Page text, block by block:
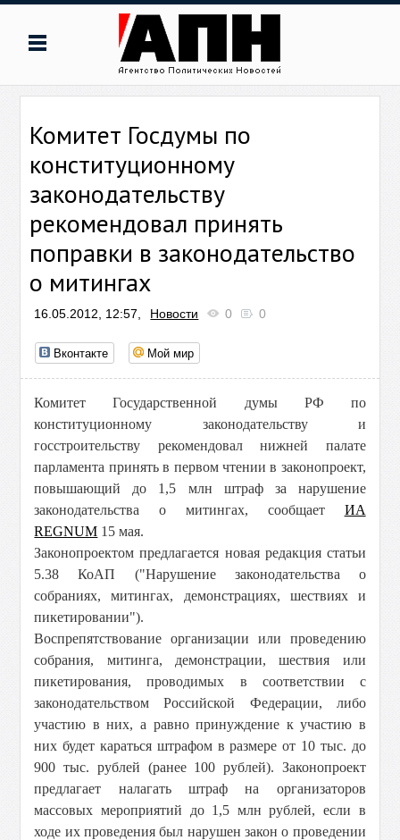
Комитет Госдумы по
конституционному
законодательству
рекомендовал принять
поправки в законодательство
о митингах
16.05.2012, 12:57, Новости 0 0
Вконтакте Мой мир
КомитетГосударственной думы РФ по
конституционному законодательству и
госстроительству рекомендовал нижней палате
парламента принять в первом чтении в законопроект,
повышающий до 1,5 млн штраф за нарушение
законодательства о митингах, сообщает ИА
REGNUM 15 мая.
Законопроектом предлагается новая редакция статьи
5.38 КоАП ("Нарушение законодательства о
собраниях, митингах, демонстрациях, шествиях и
пикетировании").
Воспрепятствование организации или проведению
собрания, митинга, демонстрации, шествия или
пикетирования, проводимых в соответствии с
законодательством Российской Федерации, либо
участию в них, а равно принуждение к участию в
них будет караться штрафом в размере от 10 тыс. до
900 тыс. рублей (ранее 100 рублей). Законопроект
предлагает налагать штраф на организаторов
массовых мероприятий до 1,5 млн рублей, если в
ходе их проведения был нарушен закон о проведении